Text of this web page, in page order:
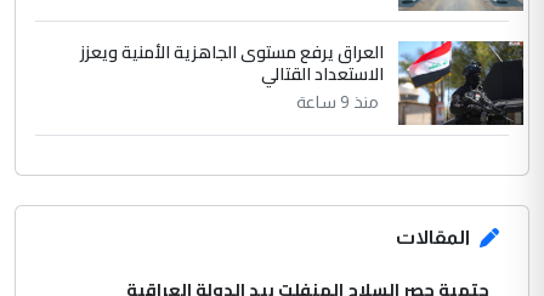
العراق يرفع مستوى الجاهزية الأمنية ويعزز
الاستعداد القتالي
منذ 9 ساعة
المقالات